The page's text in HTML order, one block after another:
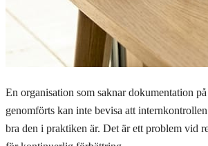
En organisation som saknar dokumentation
genomförts kan inte bevisa att
bra den i praktiken är. Det är ett problem vid